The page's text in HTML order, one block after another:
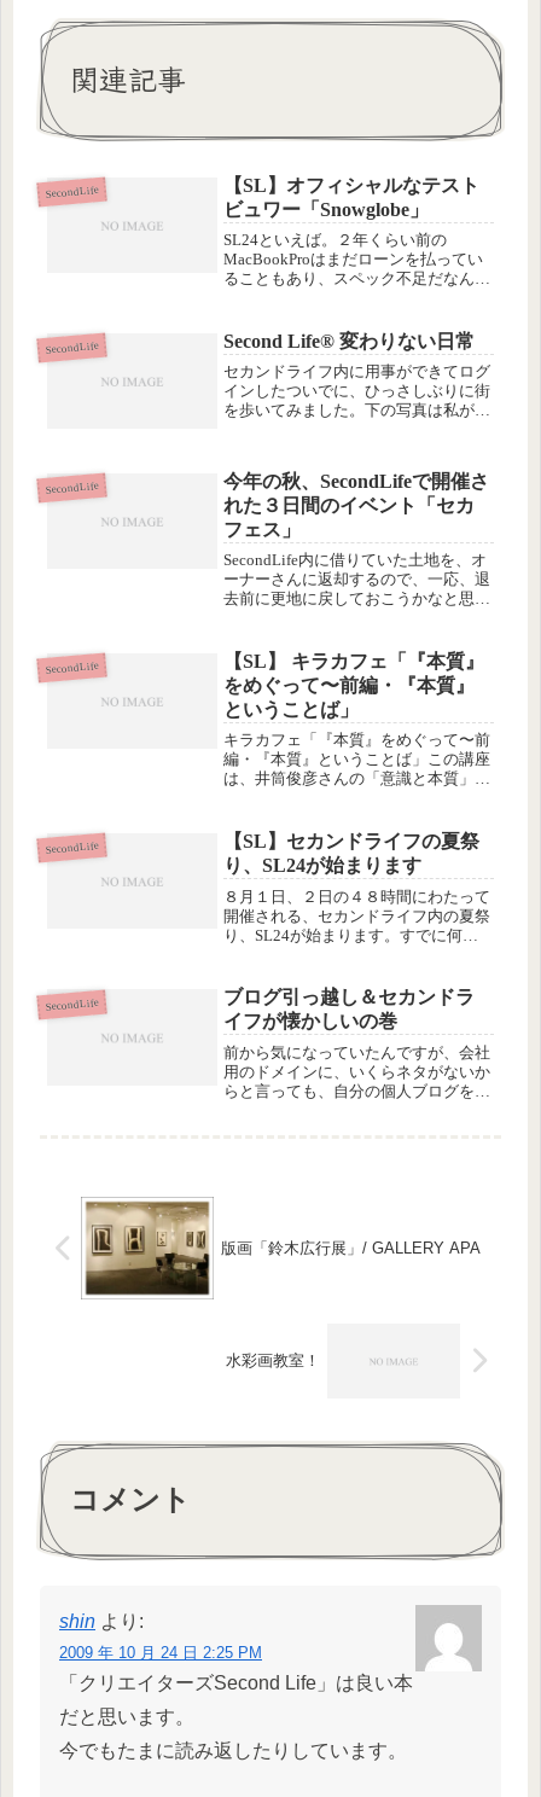
関連記事
SecondLife
【SL】オフィシャルなテスト
ビュワー「Snowglobe」
SL24といえば。２年くらい前の
MacBookProはまだローンを払ってい
ることもあり、スペック不足だなんて
は事実なので(¨;)さきほど、少しでも
サクサク動けるように「Sn...
SecondLife Second Life® 変わりない日常
セカンドライフ内に用事ができてログ
インしたついでに、ひっさしぶりに街
を歩いてみました。下の写真は私が土
SIM「halca」です。他のSIMでは更地
の土地だけレンタルし...
SecondLife
今年の秋、SecondLifeで開催さ
れた３日間のイベント「セカ
フェス」
SecondLife内に借りていた土地を、オ
ーナーさんに返却するので、一応、退
去前に更地に戻しておこうかなと思っ
にあるオブジェクトは持ち主のところ
に返却されて消えます。私の...
SecondLife
【SL】 キラカフェ「『本質』
をめぐって〜前編・『本質』
ということば」
キラカフェ「『本質』をめぐって〜前
編・『本質』ということば」この講座
は、井筒俊彦さんの「意識と本質」と
すが、昨日はとりあえず、使う言葉の
定義の確認から話が始まり...
SecondLife
【SL】セカンドライフの夏祭
り、SL24が始まります
８月１日、２日の４８時間にわたって
開催される、セカンドライフ内の夏祭
り、SL24が始まります。すでに何日
ら」で始まった「前夜祭」からいよい
よメインのイベントが始まります。
公...
SecondLife
ブログ引っ越し＆セカンドラ
イフが懐かしいの巻
前から気になっていたんですが、会社
用のドメインに、いくらネタがないか
らと言っても、自分の個人ブログを…
版画「鈴木広行展」/ GALLERY APA
水彩画教室！
コメント
shin より:
2009 年 10 月 24 日 2:25 PM
「クリエイターズSecond Life」は良い本
だと思います。
今でもたまに読み返したりしています。